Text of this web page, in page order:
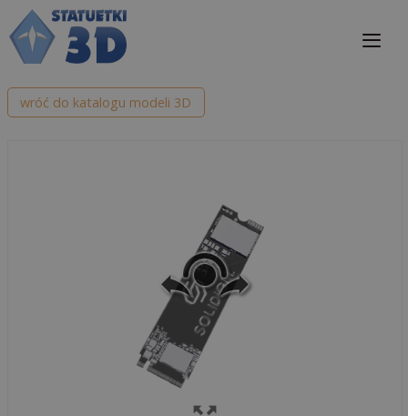
Przejdź
do
treści
wróć do katalogu modeli 3D